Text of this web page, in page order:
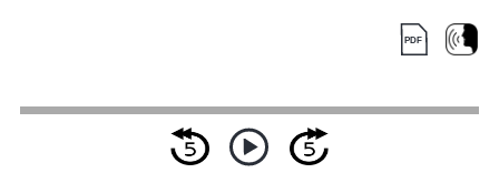
Klimaschutzmaßnahmen